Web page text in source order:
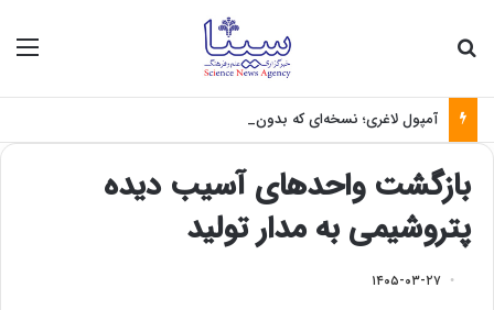
آمپول لاغری؛ نسخه‌ای که بدون تغذیه خطرناک می‌شود
بازگشت واحد‌های آسیب دیده
پتروشیمی به مدار تولید
۱۴۰۵-۰۳-۲۷